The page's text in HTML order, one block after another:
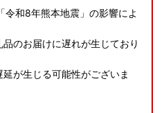
和8年熊本地震」の影響によ
のお届けに遅れが生じており
が生じる可能性がございま